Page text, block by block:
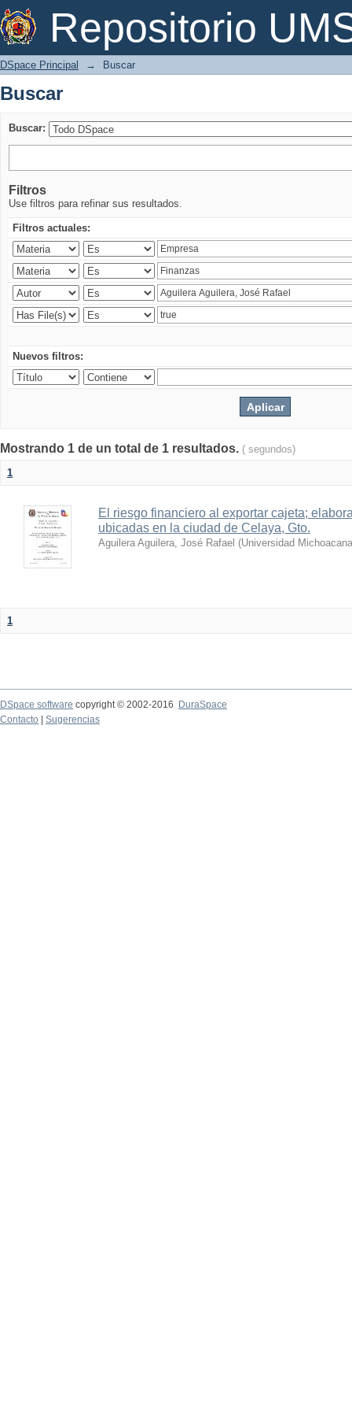
Repositorio
Buscar
DSpace Principal → Buscar
Buscar
Buscar:
Filtros
Use filtros para refinar sus resultados.
Filtros actuales:
Nuevos filtros:
Mostrando 1 de un total de 1 resultados. ( segundos)
1
El riesgo financiero al exportar cajeta;
ubicadas en la ciudad de Celaya, Gto.
Aguilera Aguilera, José Rafael (Universidad
1
DSpace software copyright © 2002-2016
DuraSpace
Contacto
Sugerencias